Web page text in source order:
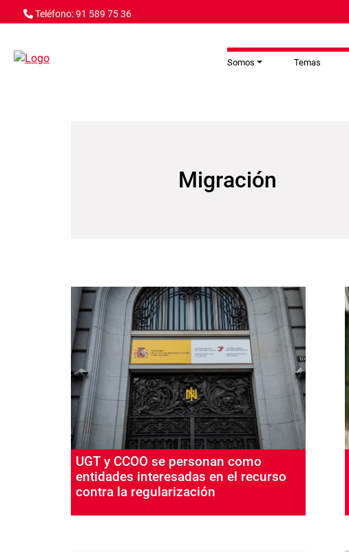
Pasar al contenido principal
Teléfono: 91 589 75 36
Somos Temas
Migración
UGT y CCOO se personan como
entidades interesadas en el recurso
contra la regularización